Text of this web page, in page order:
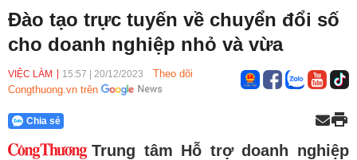
Phát triển bền vững Sức khỏe Việc làm
Đào tạo trực tuyến về chuyển đổi số
cho doanh nghiệp nhỏ và vừa
VIỆC LÀM 15:57 20/12/2023
Theo dõi
Congthuong.vn trên
Chia sẻ
Trung tâm Hỗ trợ doanh nghiệp